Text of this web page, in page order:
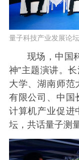
量子科技产业发展论坛
现场，中国
神”主题演讲。
大学、湖南师范
有限公司、中国
计算机产业促进
坛，共话量子测